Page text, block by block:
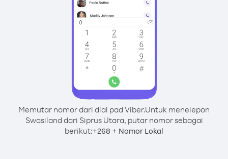
Memutar nomor dari dial pad Viber.Untuk menelepon
Swasiland dari Siprus Utara, putar nomor sebagai
berikut:+268 + Nomor Lokal